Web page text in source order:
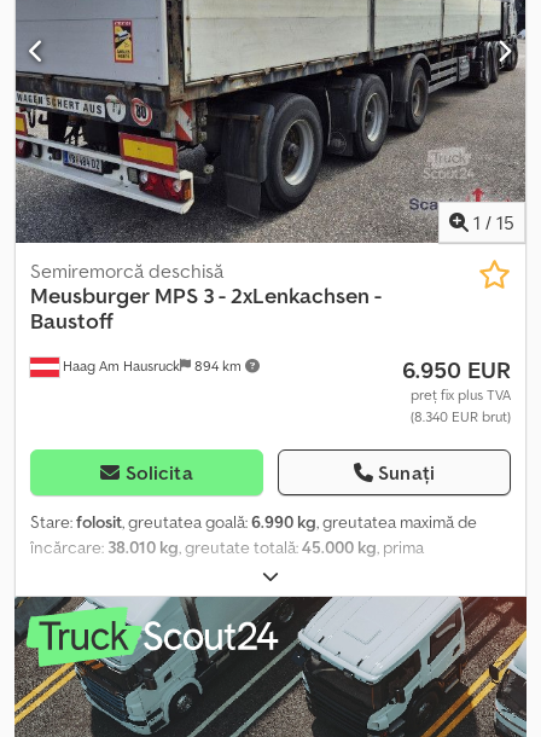
vânzare intermediară rezervate. Imaginea poate să nu
corespundă ofertei. Dkedpfjzr R Aqjx Afmer
1 / 15
Haag Am Hausruck 894 km
Semiremorcă deschisă
Meusburger MPS 3 - 2xLenkachsen -
Baustoff
6.950 EUR
preț fix plus TVA
(8.340 EUR brut)
Solicita Sunați
Stare:folosit, greutatea goală:6.990 kg, greutatea maximă de
încărcare: 38.010 kg, greutate totală:45.000 kg, prima
, ampatament:
kilometraj:100 km, tip de angrenaj:mecanic, Dotări:ABS,
Greutate proprie: 6990 kg, greutate maximă admisă: 45000 kg,
sistem de frânare electronic EBS, axe BPW, sisteme de blocare
pentru containere, 2 axe directoare, direcție hidraulică și forțată!
Vânzare în regim de consignație, ofertă fără obligații, erori și
vânzări intermediare posibile. Imaginea poate să nu corespundă